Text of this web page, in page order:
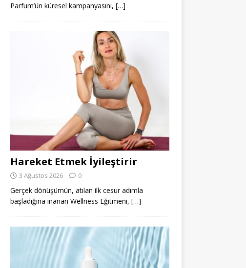
Parfum’ün küresel kampanyasını, […]
Hareket Etmek İyileştirir
3 Ağustos 2026 0
Gerçek dönüşümün, atılan ilk cesur adımla
başladığına inanan Wellness Eğitmeni, […]